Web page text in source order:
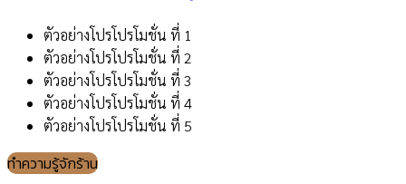
ตัวอย่างโปรโปรโมชั่น ที่ 1
ตัวอย่างโปรโปรโมชั่น ที่ 2
ตัวอย่างโปรโปรโมชั่น ที่ 3
ตัวอย่างโปรโปรโมชั่น ที่ 4
ตัวอย่างโปรโปรโมชั่น ที่ 5
ทำความรู้จักร้าน